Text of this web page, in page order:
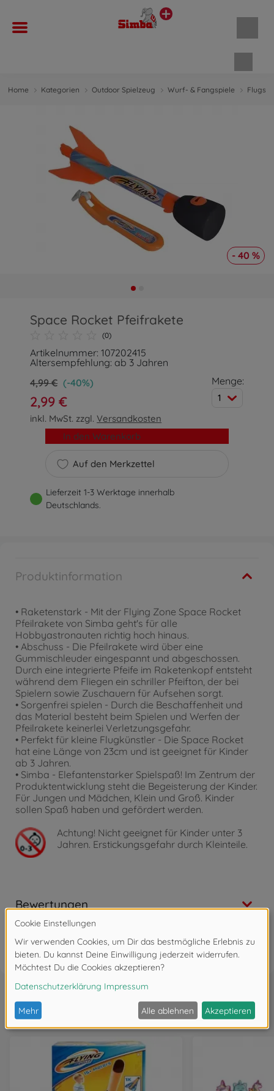
Home Kategorien Outdoor Spielzeug Wurf- & Fangspiele
- 40 %
Space Rocket Pfeifrakete
(0)
Artikelnummer: 107202415
Altersempfehlung: ab 3 Jahren
4,99 € (-40%)
2,99 €
inkl. MwSt. zzgl.Versandkosten
Menge:
1
Auf den Merkzettel
In den Warenkorb
Lieferzeit 1-3 Werktage innerhalb
Deutschlands.
Produktinformation
• Raketenstark - Mit der Flying Zone Space Rocket
Pfeilrakete von Simba geht's für alle
Hobbyastronauten richtig hoch hinaus.
• Abschuss - Die Pfeilrakete wird über eine
Gummischleuder eingespannt und abgeschossen.
Durch eine integrierte Pfeife im Raketenkopf entsteht
während dem Fliegen ein schriller Pfeifton, der bei
Spielern sowie Zuschauern für Aufsehen sorgt.
• Sorgenfrei spielen - Durch die Beschaffenheit und
das Material besteht beim Spielen und Werfen der
Pfeilrakete keinerlei Verletzungsgefahr.
• Perfekt für kleine Flugkünstler - Die Space Rocket
hat eine Länge von 23cm und ist geeignet für Kinder
ab 3 Jahren.
• Simba - Elefantenstarker Spielspaß! Im Zentrum der
Produktentwicklung steht die Begeisterung der Kinder.
Für Jungen und Mädchen, Klein und Groß. Kinder
sollen Spaß haben und gefördert werden.
Achtung! Nicht geeignet für Kinder unter 3
Jahren. Erstickungsgefahr durch Kleinteile.
Bewertungen
FAQ
Wird oft zusammen gekauft